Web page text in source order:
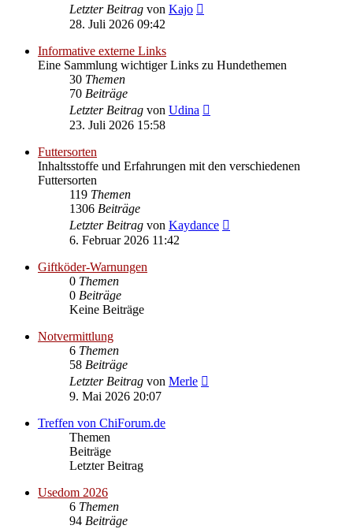
Letzter Beitrag von Kajo
28. Juli 2026 09:42
Informative externe Links
Eine Sammlung wichtiger Links zu Hundethemen
30 Themen
70 Beiträge
Letzter Beitrag von Udina
23. Juli 2026 15:58
Futtersorten
Inhaltsstoffe und Erfahrungen mit den verschiedenen
Futtersorten
119 Themen
1306 Beiträge
Letzter Beitrag von Kaydance
6. Februar 2026 11:42
Giftköder-Warnungen
0 Themen
0 Beiträge
Keine Beiträge
Notvermittlung
6 Themen
58 Beiträge
Letzter Beitrag von Merle
9. Mai 2026 20:07
Treffen von ChiForum.de
Themen
Beiträge
Letzter Beitrag
Usedom 2026
6 Themen
94 Beiträge